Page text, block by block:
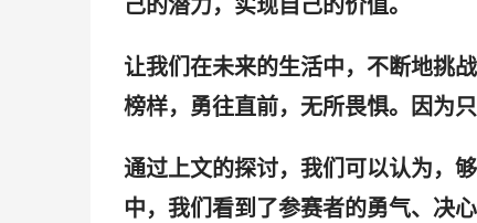
己的潜力，实现自己的价值。
让我们在未来的生活中，不断地挑
榜样，勇往直前，无所畏惧。因为
通过上文的探讨，我们可以认为，
中，我们看到了参赛者的勇气、决